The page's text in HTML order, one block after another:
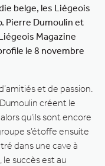
belge, les Liégeois
Pierre Dumoulin et
Magazine
le 8 novembre
et de passion.
créent le
qu’ils sont encore
s’étoffe ensuite
dans une cave à
le succès est au